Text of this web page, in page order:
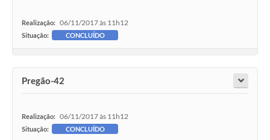
Serviços Online
Telefones Úteis
Jornal
Realização: 06/11/2017 às 11h12
Situação: CONCLUÍDO
Pregão-42
Realização: 06/11/2017 às 11h12
Situação: CONCLUÍDO